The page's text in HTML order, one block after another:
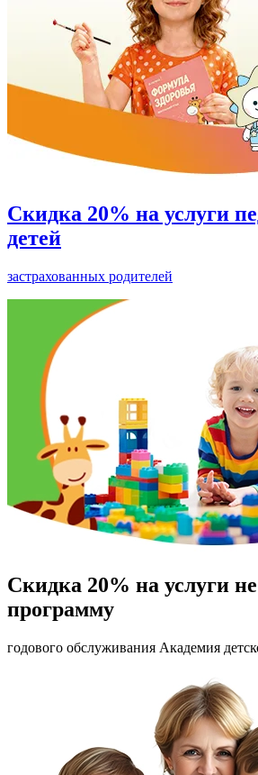
Скидка 20% на услуги
детей
застрахованных родителей
Скидка 20% на услуги
программу
годового обслуживания Академия